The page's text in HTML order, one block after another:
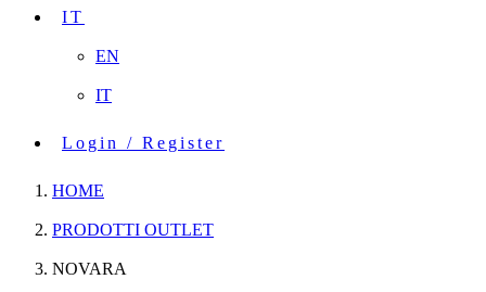
IT
EN
IT
Login / Register
HOME
PRODOTTI OUTLET
NOVARA